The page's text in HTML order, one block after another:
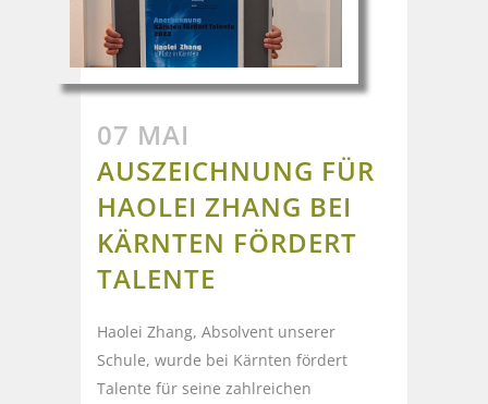
07 MAI
AUSZEICHNUNG FÜR
HAOLEI ZHANG BEI
KÄRNTEN FÖRDERT
TALENTE
Haolei Zhang, Absolvent unserer
Schule, wurde bei Kärnten fördert
Talente für seine zahlreichen